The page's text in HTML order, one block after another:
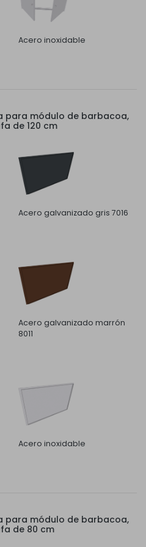
Acero inoxidable
para módulo de barbacoa,
de 120 cm
Acero galvanizado gris 7016
Acero galvanizado marrón
8011
Acero inoxidable
para módulo de barbacoa,
de 80 cm